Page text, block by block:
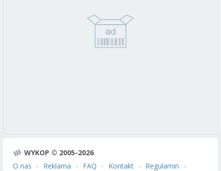
WYKOP © 2005-2026
O nas
Reklama FAQ Kontakt
Regulamin